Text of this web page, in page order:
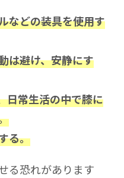
などの装具を使用す
は避け、安静にす
日常生活の中で膝に
る。
る恐れがあります